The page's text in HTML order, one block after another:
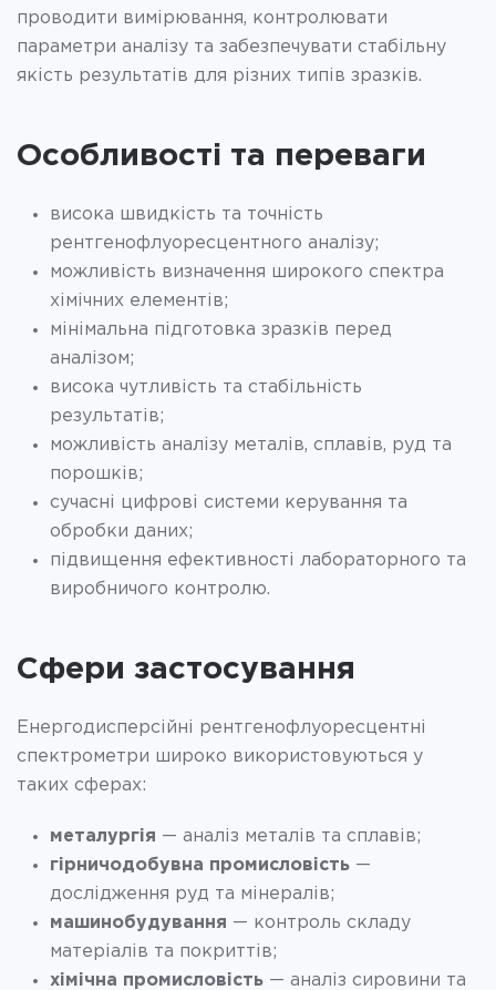
проводити вимірювання, контролювати
параметри аналізу та забезпечувати стабільну
якість результатів для різних типів зразків.
Особливості та переваги
висока швидкість та точність
рентгенофлуоресцентного аналізу;
можливість визначення широкого спектра
хімічних елементів;
мінімальна підготовка зразків перед
аналізом;
висока чутливість та стабільність
результатів;
можливість аналізу металів, сплавів, руд та
порошків;
сучасні цифрові системи керування та
обробки даних;
підвищення ефективності лабораторного та
виробничого контролю.
Сфери застосування
Енергодисперсійні рентгенофлуоресцентні
спектрометри широко використовуються у
таких сферах:
металургія — аналіз металів та сплавів;
гірничодобувна промисловість —
дослідження руд та мінералів;
машинобудування — контроль складу
матеріалів та покриттів;
хімічна промисловість — аналіз сировини та